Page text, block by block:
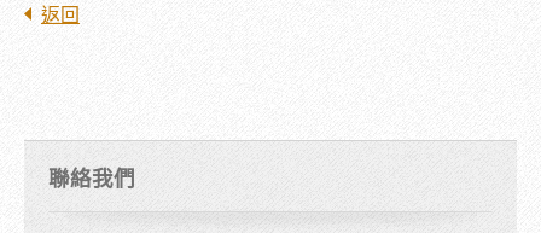
返回
聯絡我們